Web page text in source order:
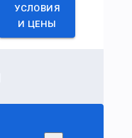
УСЛОВИЯ
И ЦЕНЫ